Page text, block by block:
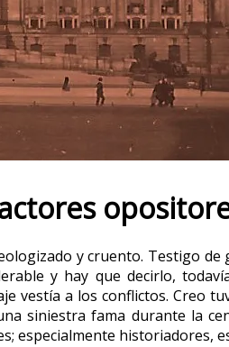
y cruento. Testigo
y hay que decirlo,
vestía a los conflictos. Creo
siniestra fama durante la
especialmente historiadores,